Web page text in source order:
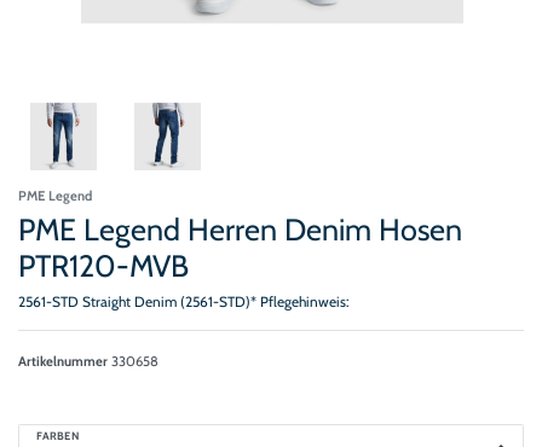
PME Legend
PME Legend Herren Denim Hosen
PTR120-MVB
2561-STD Straight Denim (2561-STD)* Pflegehinweis:
Artikelnummer 330658
FARBEN